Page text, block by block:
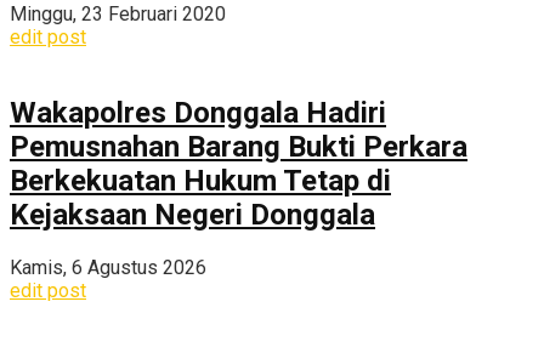
Minggu, 23 Februari 2020
edit post
Wakapolres Donggala Hadiri
Pemusnahan Barang Bukti Perkara
Berkekuatan Hukum Tetap di
Kejaksaan Negeri Donggala
Kamis, 6 Agustus 2026
edit post